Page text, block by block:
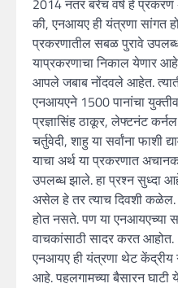
2014 नंतर बरेच वर्ष हे
की, एनआयए ही यंत्रणा सांगत
प्रकरणातील सबळ पुरावे
याप्रकरणाचा निकाल येणार
आपले जबाब नोंदवले आहेत.
एनआयएने 1500 पानांचा
प्रज्ञासिंह ठाकूर, लेफ्टनंट
चर्तुवेदी, शाहु या सर्वांना
याचा अर्थ या प्रकरणात
उपलब्ध झाले. हा प्रश्न सुध्दा
असेल हे तर त्याच दिवशी
होत नसते. पण या एनआयएच्या
वाचकांसाठी सादर करत आहोत.
एनआयए ही यंत्रणा थेट केंद्रीय
आहे. पहलगामच्या बैसारन